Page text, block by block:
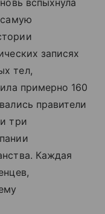
самую
записях
тел,
примерно 160
правители
три
Каждая